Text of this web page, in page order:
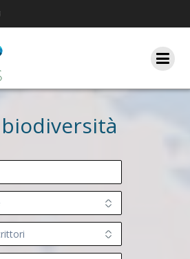
biodiversità